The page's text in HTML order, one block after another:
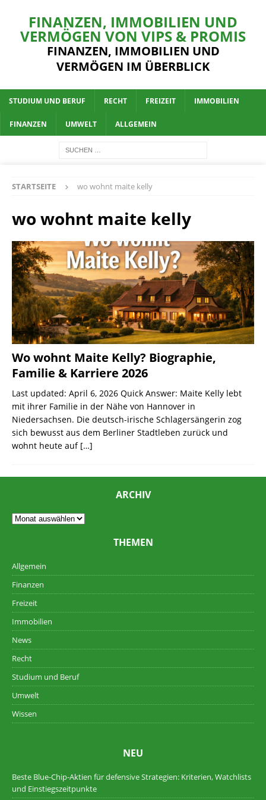
FINANZEN, IMMOBILIEN UND
VERMÖGEN VON VIPS & PROMIS
FINANZEN, IMMOBILIEN UND
VERMÖGEN IM ÜBERBLICK
STUDIUM UND BERUF RECHT FREIZEIT IMMOBILIEN
FINANZEN UMWELT ALLGEMEIN
STARTSEITE wo wohnt maite kelly
wo wohnt maite kelly
Wo wohnt Maite Kelly? Biographie,
Familie & Karriere 2026
Last updated: April 6, 2026 Quick Answer: Maite Kelly lebt
mit ihrer Familie in der Nähe von Hannover in
Niedersachsen. Die deutsch-irische Schlagersängerin zog
sich bewusst aus dem Berliner Stadtleben zurück und
wohnt heute auf […]
ARCHIV
THEMEN
Allgemein
Finanzen
Freizeit
Immobilien
News
Recht
Studium und Beruf
Umwelt
Wissen
NEU
Beste Blue-Chip-Aktien für defensive Strategien: Kriterien, Watchlists
und Einstiegszeitpunkte